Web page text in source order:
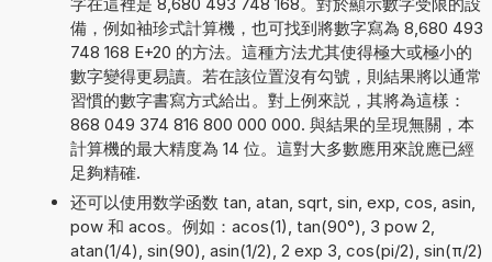
備，例如袖珍式計算機，也可找到將數字寫為 8,680 493
748 168 E+20 的方法。這種方法尤其使得極大或極小的
數字變得更易讀。若在該位置沒有勾號，則結果將以通常
習慣的數字書寫方式給出。對上例來説，其將為這樣：
868 049 374 816 800 000 000. 與結果的呈現無關，本
計算機的最大精度為 14 位。這對大多數應用來說應已經
足夠精確.
还可以使用数学函数 tan, atan, sqrt, sin, exp, cos, asin,
pow 和 acos。例如：acos(1), tan(90°), 3 pow 2,
atan(1/4), sin(90), asin(1/2), 2 exp 3, cos(pi/2), sin(π/2)